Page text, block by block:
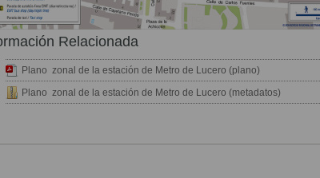
Relacionada
Plano zonal de la estación de Metro de Lucero (plano)
Plano zonal de la estación de Metro de Lucero (metadatos)